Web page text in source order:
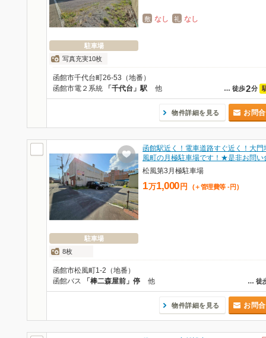
駐車場
写真充実10枚
敷 なし 礼 なし
函館市千代台町26-53（地番）
… 徒歩2分
函館市電２系統 「千代台」駅 他
物件詳細を見る お問
駐車場
8枚
函館駅近く！電車道路すぐ近く！大門
風町の月極駐車場です！★是非お問
松風第3月極駐車場
1万1,000 円 (＋管理費等 - 円 )
函館市松風町1-2（地番）
… 徒
函館バス 「棒二森屋前」停 他
物件詳細を見る お問